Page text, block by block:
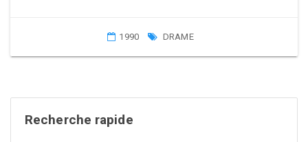
1990 DRAME
Recherche rapide